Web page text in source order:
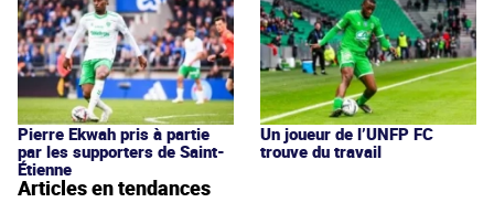
Pierre Ekwah pris à partie
par les supporters de Saint-
Étienne
Un joueur de l’UNFP FC
trouve du travail
Articles en tendances